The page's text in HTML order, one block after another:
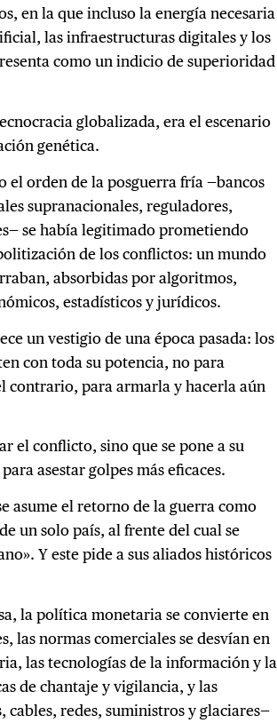
en la que incluso la energía necesaria
las infraestructuras digitales y los
como un indicio de superioridad
globalizada, era el escenario
genética.
el orden de la posguerra fría —bancos
supranacionales, reguladores,
se había legitimado prometiendo
de los conflictos: un mundo
absorbidas por algoritmos,
estadísticos y jurídicos.
un vestigio de una época pasada: los
con toda su potencia, no para
para armarla y hacerla aún
el conflicto, sino que se pone a su
asestar golpes más eficaces.
asume el retorno de la guerra como
un solo país, al frente del cual se
Y este pide a sus aliados históricos
la política monetaria se convierte en
las normas comerciales se desvían en
las tecnologías de la información y la
de chantaje y vigilancia, y las
redes, suministros y glaciares—